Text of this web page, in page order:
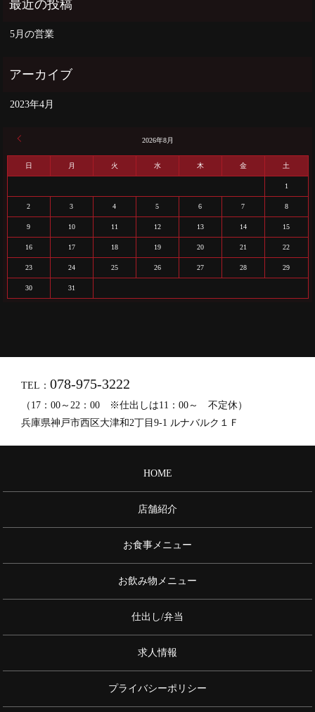
5月の営業
2023年4月
2026年8月
日 月 火 水 木 金 土
1
2 3 4 5 6 7 8
9 10 11 12 13 14 15
16 17 18 19 20 21 22
23 24 25 26 27 28 29
30 31
TEL： 078-975-3222
（17：00～22：00 ※仕出しは11：00～ 不定休）
兵庫県神戸市西区大津和2丁目9-1 ルナバルク１Ｆ
HOME
店舗紹介
お食事メニュー
お飲み物メニュー
仕出し/弁当
求人情報
プライバシーポリシー